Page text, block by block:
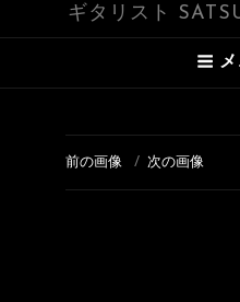
ギタリスト
前の画像 次の画像